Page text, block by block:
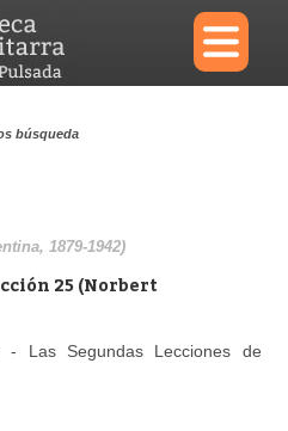
×
Diccionario
Reproductor
búsqueda
1879-1942)
25 (Norbert
- Las Segundas Lecciones de